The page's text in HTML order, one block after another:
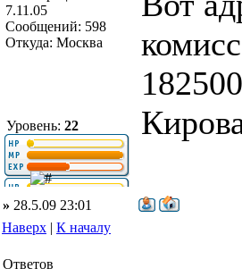
7.11.05
Сообщений: 598
Откуда: Москва
Уровень: 22
» 28.5.09 23:01
Наверх | К началу
Ответов